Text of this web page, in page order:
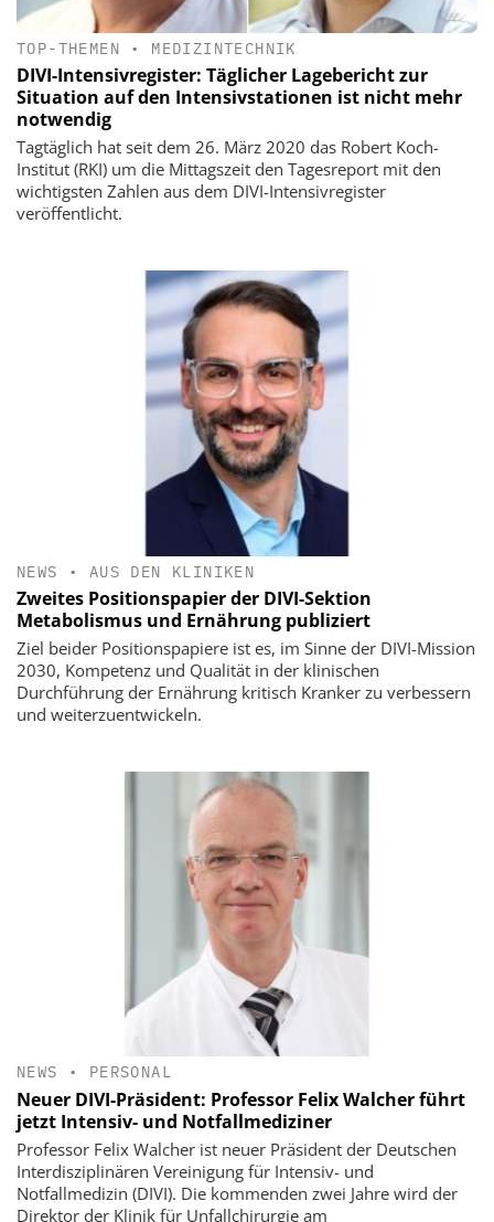
TOP-THEMEN • MEDIZINTECHNIK
DIVI-Intensivregister: Täglicher Lagebericht zur
Situation auf den Intensivstationen ist nicht mehr
notwendig
Tagtäglich hat seit dem 26. März 2020 das Robert Koch-
Institut (RKI) um die Mittagszeit den Tagesreport mit den
wichtigsten Zahlen aus dem DIVI-Intensivregister
veröffentlicht.
NEWS • AUS DEN KLINIKEN
Zweites Positionspapier der DIVI-Sektion
Metabolismus und Ernährung publiziert
Ziel beider Positionspapiere ist es, im Sinne der DIVI-Mission
2030, Kompetenz und Qualität in der klinischen
Durchführung der Ernährung kritisch Kranker zu verbessern
und weiterzuentwickeln.
NEWS • PERSONAL
Neuer DIVI-Präsident: Professor Felix Walcher führt
jetzt Intensiv- und Notfallmediziner
Professor Felix Walcher ist neuer Präsident der Deutschen
Interdisziplinären Vereinigung für Intensiv- und
Notfallmedizin (DIVI). Die kommenden zwei Jahre wird der
Direktor der Klinik für Unfallchirurgie am